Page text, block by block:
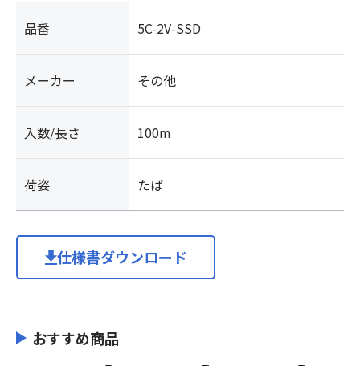
品番 5C-2V-SSD
メーカー その他
入数/長さ 100m
荷姿 たば
仕様書ダウンロード
おすすめ商品